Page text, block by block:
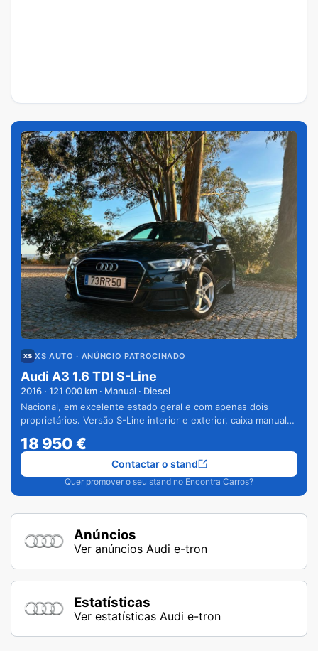
XS AUTO · ANÚNCIO PATROCINADO
Audi A3 1.6 TDI S-Line
2016 · 121 000 km · Manual · Diesel
Nacional, em excelente estado geral e com apenas dois
proprietários. Versão S-Line interior e exterior, caixa manual
18 950€
Quer promover o seu stand no Encontra Carros?
Contactar o stand
Anúncios
Ver anúncios Audi e-tron
Estatísticas
Ver estatísticas Audi e-tron